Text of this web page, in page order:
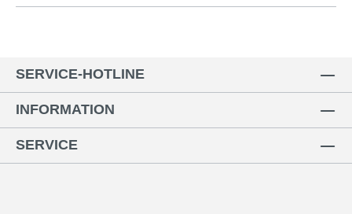
SERVICE-HOTLINE
INFORMATION
SERVICE